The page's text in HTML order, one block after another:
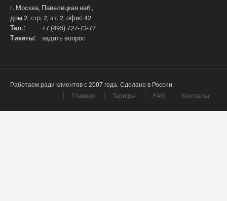
г. Москва, Павелецкая наб.,
дом 2, стр. 2, эт. 2, офис 42
Тел.:
+7 (495) 727-73-77
Тикеты:
задать вопрос
Работаем ради клиентов с 2007 года. Сделано в России.
Главная
Тарифы FAQ Контакты